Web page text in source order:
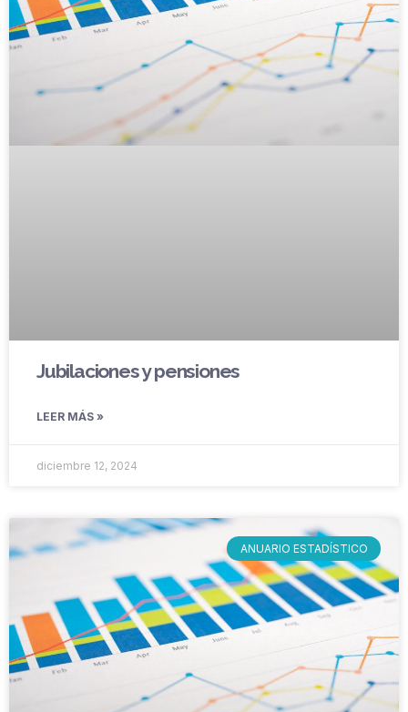
Jubilaciones y pensiones
LEER MÁS »
diciembre 12, 2024
ANUARIO ESTADÍSTICO